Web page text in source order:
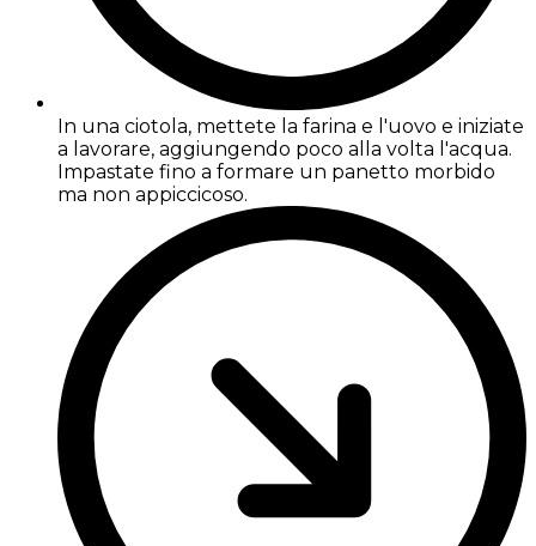
In una ciotola, mettete la farina e l'uovo e iniziate
a lavorare, aggiungendo poco alla volta l'acqua.
Impastate fino a formare un panetto morbido
ma non appiccicoso.